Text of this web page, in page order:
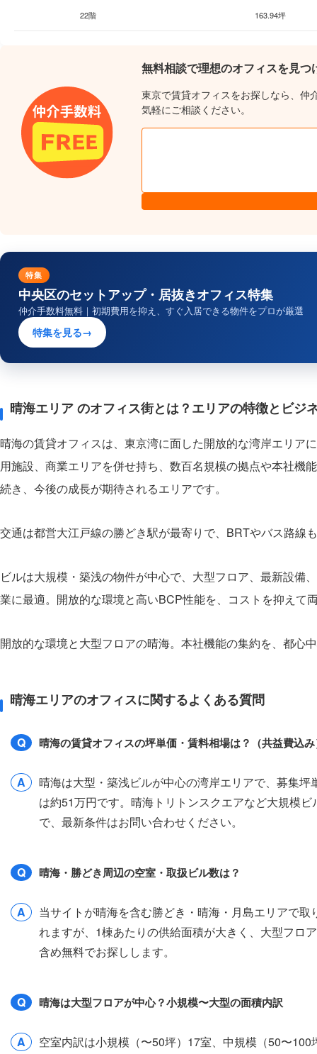
1・2階の商業フロアにはコンビニ・飲食店・スーパー・郵便局
22階 163.94坪
無料相談で理想のオフィスを見つ
東京で賃貸オフィスをお探しなら、仲
気軽にご相談ください。
特集
中央区のセットアップ・居抜きオフィス特集
仲介手数料無料｜初期費用を抑え、すぐ入居できる物件をプロが厳選
特集を見る→
晴海エリア のオフィス街とは？エリアの特徴とビジ
晴海の賃貸オフィスは、東京湾に面した開放的な湾岸エリア
用施設、商業エリアを併せ持ち、数百名規模の拠点や本社機
続き、今後の成長が期待されるエリアです。
交通は都営大江戸線の勝どき駅が最寄りで、BRTやバス路線
ビルは大規模・築浅の物件が中心で、大型フロア、最新設
業に最適。開放的な環境と高いBCP性能を、コストを抑えて
開放的な環境と大型フロアの晴海。本社機能の集約を、都心
晴海エリアのオフィスに関するよくある質問
Q 晴海の賃貸オフィスの坪単価・賃料相場は？（共益費込
A
晴海は大型・築浅ビルが中心の湾岸エリアで、募集
は約51万円です。晴海トリトンスクエアなど大規模
で、最新条件はお問い合わせください。
Q 晴海・勝どき周辺の空室・取扱ビル数は？
A
当サイトが晴海を含む勝どき・晴海・月島エリアで
れますが、1棟あたりの供給面積が大きく、大型フロ
含め無料でお探しします。
Q 晴海は大型フロアが中心？小規模〜大型の面積内訳
A
空室内訳は小規模（〜50坪）17室、中規模（50〜